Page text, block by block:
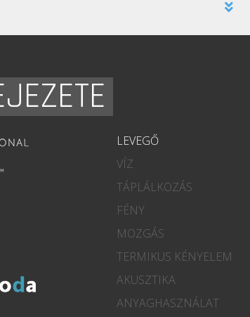
LEVEGŐ
VÍZ
TÁPLÁLKOZÁS
FÉNY
MOZGÁS
TERMIKUS KÉNYELEM
AKUSZTIKA
ANYAGHASZNÁLAT